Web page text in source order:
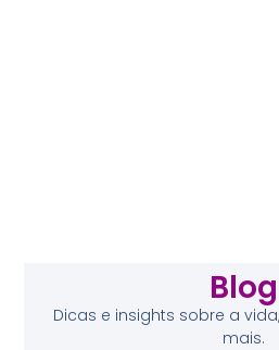
Blog
Dicas e insights sobre a
mais.